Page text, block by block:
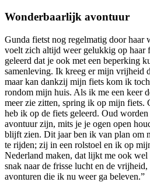
Wonderbaarlijk avontuur
Gunda fietst nog regelmatig door haar
voelt zich altijd weer gelukkig op haar
geleerd dat je ook met een beperking
samenleving. Ik kreeg er mijn vrijheid
maar kan dankzij mijn fiets kom ik
rondom mijn huis. Als ik me een keer
meer zie zitten, spring ik op mijn fiets.
heb ik op de fiets geleerd. Oud
avontuur zijn, mits je je ogen open
blijft zien. Dit jaar ben ik van plan om
te rijden; zij in een rolstoel en ik op
Nederland maken, dat lijkt me ook
snak naar de frisse lucht en de
avonturen die ik nu weer ga beleven.”